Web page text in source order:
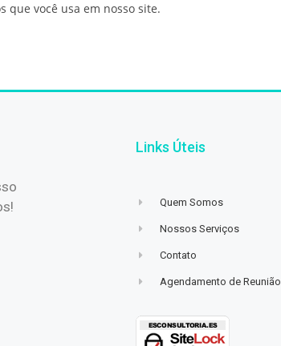
que você usa em nosso site.
Links Úteis
Quem Somos
Nossos Serviços
Contato
Agendamento de Reunião